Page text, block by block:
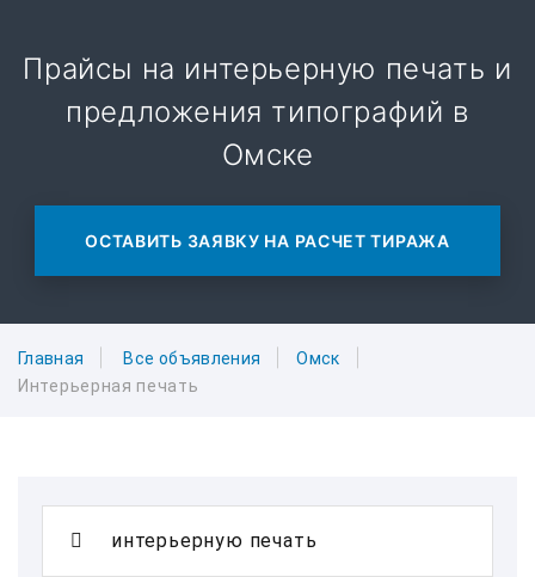
Прайсы на интерьерную печать и
предложения типографий в
Омске
ОСТАВИТЬ ЗАЯВКУ НА РАСЧЕТ ТИРАЖА
Главная Все объявления
Омск
Интерьерная печать